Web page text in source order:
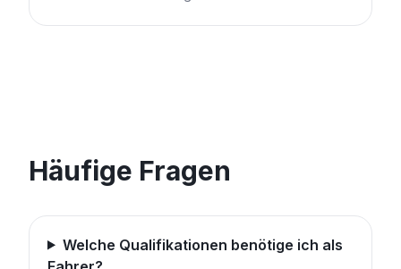
Häufige Fragen
Welche Qualifikationen benötige ich als